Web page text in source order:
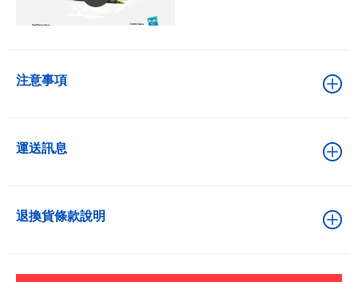
注意事項
運送訊息
退換貨條款說明